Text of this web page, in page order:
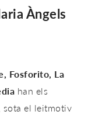
Àngels
Fosforito, La
han els
sota el leitmotiv